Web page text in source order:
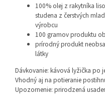
100% olej z rakytníka
studena z čerstvých
výrobcu
100 gramov produktu
prírodný produkt
látky
Dávkovanie: kávová lyžička po
Vhodný aj na potieranie
Upozornenie: prirodzená